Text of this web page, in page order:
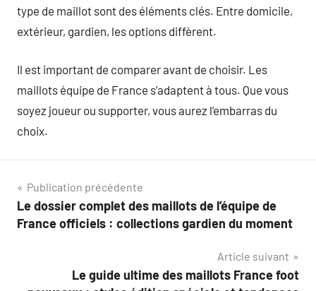
type de maillot sont des éléments clés. Entre domicile,
extérieur, gardien, les options diffèrent.
Il est important de comparer avant de choisir. Les
maillots équipe de France s’adaptent à tous. Que vous
soyez joueur ou supporter, vous aurez l’embarras du
choix.
Navigation
de
Publication précédente
Le dossier complet des maillots de l’équipe de
France officiels : collections gardien du moment
Article suivant
Le guide ultime des maillots France foot